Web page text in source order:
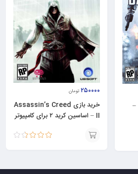
خرید بازی Battlefield 4 –
۲۵۰۰۰۰ تومان
خرید بازی Assassin’s Creed
II – اساسین کرید ۲ برای کامپیوتر